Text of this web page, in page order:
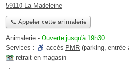
59110 La Madeleine
📞 Appeler cette animalerie
Animalerie - Ouverte jusqu'à 19h30
Services :
accès PMR (parking, entrée
retrait en magasin